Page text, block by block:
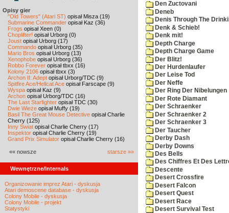
Opisy gier
"Old Towers" (Atari ST) opisał Misza (19)
Submarine Commander opisał Kaz (36)
Frogs opisał Xeen (0)
Choplifter! opisał Urborg (0)
Joust opisał Urborg (17)
Commando opisał Urborg (35)
Mario Bros opisał Urborg (13)
Xenophobe opisał Urborg (36)
Robbo Forever opisał tbxx (16)
Kolony 2106 opisał tbxx (3)
Archon II: Adept opisał Urborg/TDC (9)
Spitfire Ace/Hellcat Ace opisał Farscape (9)
Wyspa opisał Kaz (9)
Archon opisał Urborg/TDC (16)
The Last Starfighter opisał TDC (30)
Dwie Wieże opisał Muffy (19)
Basil The Great Mouse Detective opisał Charlie
Cherry (125)
Inny Świat opisał Charlie Cherry (17)
Inspektor opisał Charlie Cherry (19)
Grand Prix Simulator opisał Charlie Cherry (16)
«« nowsze starsze »»
Wewnętrzne/Internals
Organizowanie imprez Atari - dyskusja
Atari demoscene database - dyskusja
Colony Mobile - dyskusja
Colony Mobile - projekt
Statystyki
Den Zuctovani
Deneb
Denis Through The
Denk & Schieb!
Denk mit!
Depth Charge
Depth Charge Game
Der Blitz!
Der Hurdenlaufer
Der Leise Tod
Der Neffe
Der Ring Der Nibelungen
Der Rote Diamant
Der Schraenker
Der Schraenker 2
Der Schraenker 3
Der Taucher
Derby Dash
Derby Downs
Des Bells
Des Chiffres Et Des
Descente
Desert Crossfire
Desert Falcon
Desert Quest
Desert Race
Desert Survival Test